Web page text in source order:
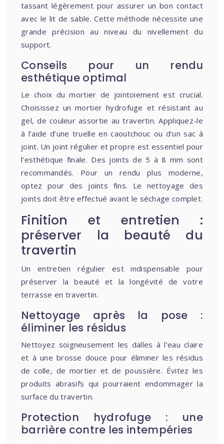
tassant légèrement pour assurer un bon contact
avec le lit de sable. Cette méthode nécessite une
grande précision au niveau du nivellement du
support.
Conseils pour un rendu
esthétique optimal
Le choix du mortier de jointoiement est crucial.
Choisissez un mortier hydrofuge et résistant au
gel, de couleur assortie au travertin. Appliquez-le
à l’aide d’une truelle en caoutchouc ou d’un sac à
joint. Un joint régulier et propre est essentiel pour
l’esthétique finale. Des joints de 5 à 8 mm sont
recommandés. Pour un rendu plus moderne,
optez pour des joints fins. Le nettoyage des
joints doit être effectué avant le séchage complet.
Finition et entretien :
préserver la beauté du
travertin
Un entretien régulier est indispensable pour
préserver la beauté et la longévité de votre
terrasse en travertin.
Nettoyage après la pose :
éliminer les résidus
Nettoyez soigneusement les dalles à l’eau claire
et à une brosse douce pour éliminer les résidus
de colle, de mortier et de poussière. Évitez les
produits abrasifs qui pourraient endommager la
surface du travertin.
Protection hydrofuge : une
barrière contre les intempéries